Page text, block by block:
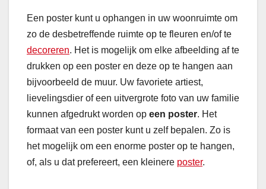
Een poster kunt u ophangen in uw woonruimte om
zo de desbetreffende ruimte op te fleuren en/of te
decoreren. Het is mogelijk om elke afbeelding af te
drukken op een poster en deze op te hangen aan
bijvoorbeeld de muur. Uw favoriete artiest,
lievelingsdier of een uitvergrote foto van uw familie
kunnen afgedrukt worden op een poster. Het
formaat van een poster kunt u zelf bepalen. Zo is
het mogelijk om een enorme poster op te hangen,
of, als u dat prefereert, een kleinere poster.